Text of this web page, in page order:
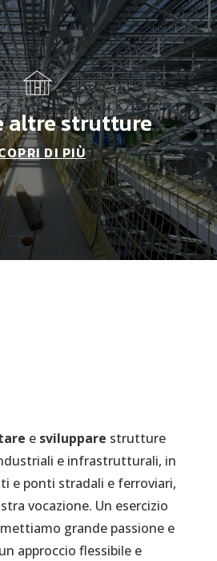
altre strutture
DI PIÙ
e sviluppare strutture
e infrastrutturali, in
e ponti stradali e ferroviari,
vocazione. Un esercizio
grande passione e
approccio flessibile e